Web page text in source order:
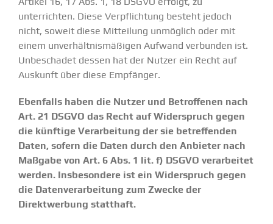
unterrichten. Diese Verpflichtung besteht jedoch
nicht, soweit diese Mitteilung unmöglich oder mit
einem unverhältnismäßigen Aufwand verbunden ist.
Unbeschadet dessen hat der Nutzer ein Recht auf
Auskunft über diese Empfänger.
Ebenfalls haben die Nutzer und Betroffenen nach
Art. 21 DSGVO das Recht auf Widerspruch gegen
die künftige Verarbeitung der sie betreffenden
Daten, sofern die Daten durch den Anbieter nach
Maßgabe von Art. 6 Abs. 1 lit. f) DSGVO verarbeitet
werden. Insbesondere ist ein Widerspruch gegen
die Datenverarbeitung zum Zwecke der
Direktwerbung statthaft.